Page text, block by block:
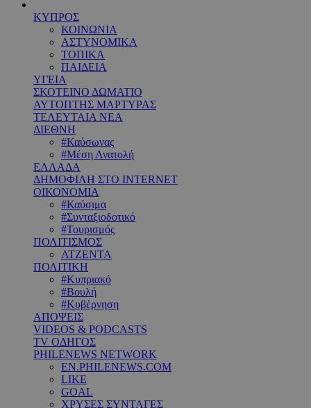
ΚΥΠΡΟΣ
ΚΟΙΝΩΝΙΑ
ΑΣΤΥΝΟΜΙΚΑ
ΤΟΠΙΚΑ
ΠΑΙΔΕΙΑ
ΥΓΕΙΑ
ΣΚΟΤΕΙΝΟ ΔΩΜΑΤΙΟ
ΑΥΤΟΠΤΗΣ ΜΑΡΤΥΡΑΣ
ΤΕΛΕΥΤΑΙΑ ΝΕΑ
ΔΙΕΘΝΗ
#Καύσωνας
#Μέση Ανατολή
ΕΛΛΑΔΑ
ΔΗΜΟΦΙΛΗ ΣΤΟ INTERNET
ΟΙΚΟΝΟΜΙΑ
#Καύσιμα
#Συνταξιοδοτικό
#Τουρισμός
ΠΟΛΙΤΙΣΜΟΣ
ΑΤΖΕΝΤΑ
ΠΟΛΙΤΙΚΗ
#Κυπριακό
#Βουλή
#Κυβέρνηση
ΑΠΟΨΕΙΣ
VIDEOS & PODCASTS
TV ΟΔΗΓΟΣ
PHILENEWS NETWORK
EN.PHILENEWS.COM
LIKE
GOAL
ΧΡΥΣΕΣ ΣΥΝΤΑΓΕΣ